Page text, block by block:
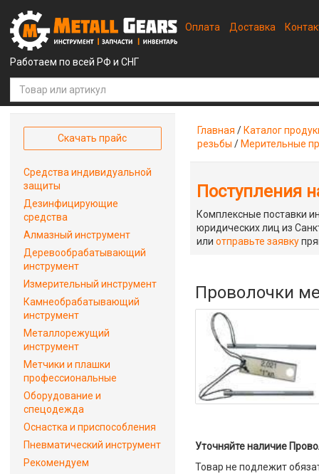
Работаем по всей РФ и СНГ
Оплата Доставка
Главная / Каталог
резьбы / Мерительные
Поступления
Комплексные поставки
юридических лиц из
илиотправьте заявку
Проволочки
Уточняйте наличие
Товар не подлежит
Скачать прайс
Средства индивидуальной
защиты
Дезинфицирующие
средства
Алмазный инструмент
Деревообрабатывающий
инструмент
Измерительный инструмент
Камнеобрабатывающий
инструмент
Металлорежущий
инструмент
Метчики и плашки
профессиональные
Оборудование и
спецодежда
Оснастка и приспособления
Пневматический инструмент
Рекомендуем